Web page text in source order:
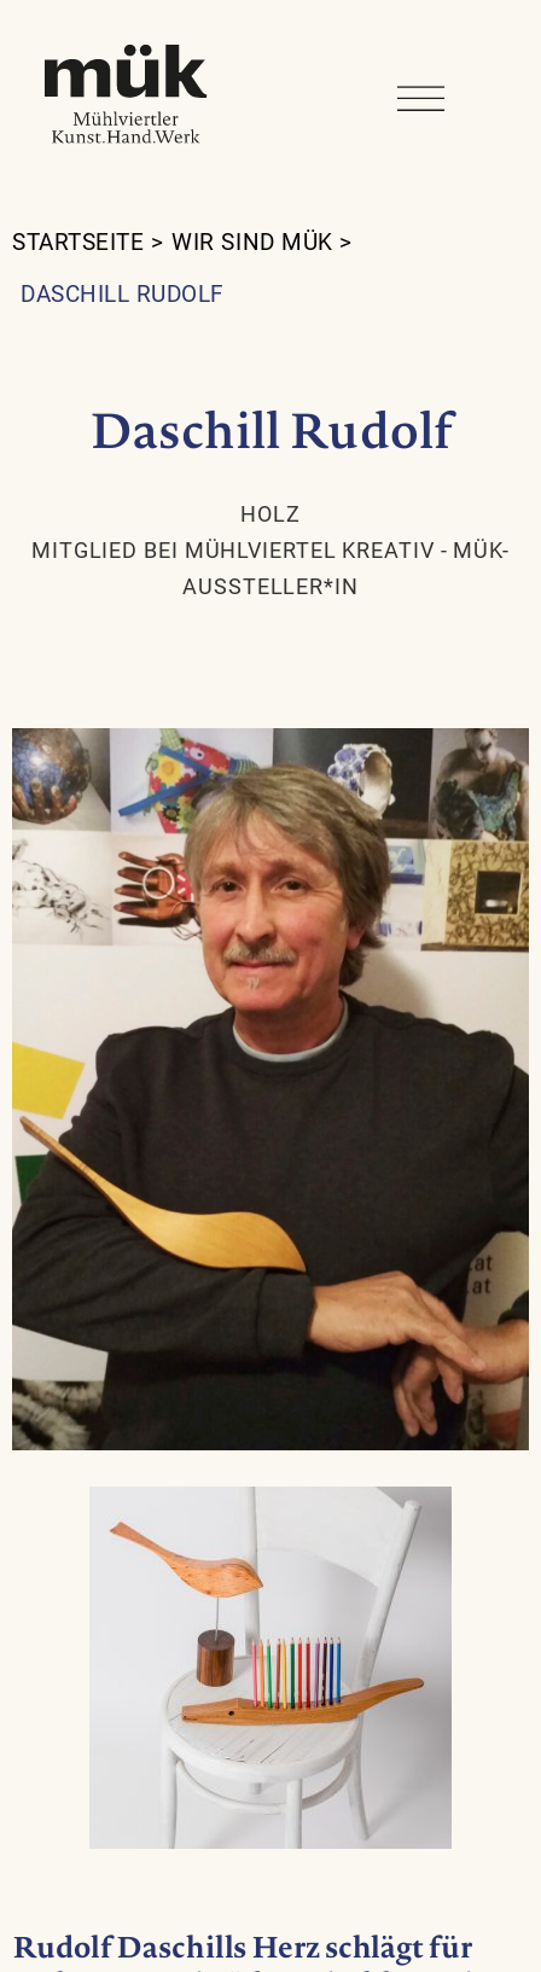
STARTSEITE > WIR SIND MÜK >
DASCHILL RUDOLF
Daschill Rudolf
HOLZ
MITGLIED BEI MÜHLVIERTEL KREATIV - MÜK-
AUSSTELLER*IN
Rudolf Daschills Herz schlägt für